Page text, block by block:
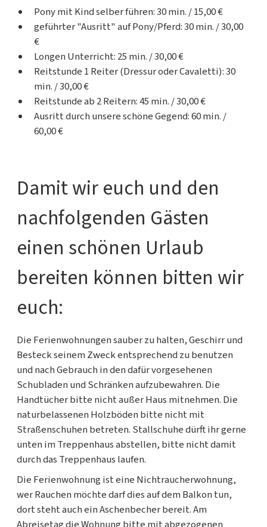
Pony mit Kind selber führen: 30 min. / 15,00 €
geführter "Ausritt" auf Pony/Pferd: 30 min. / 30,00
€
Longen Unterricht: 25 min. / 30,00 €
Reitstunde 1 Reiter (Dressur oder Cavaletti): 30
min. / 30,00 €
Reitstunde ab 2 Reitern: 45 min. / 30,00 €
Ausritt durch unsere schöne Gegend: 60 min. /
60,00 €
Damit wir euch und den
nachfolgenden Gästen
einen schönen Urlaub
bereiten können bitten wir
euch:
Die Ferienwohnungen sauber zu halten, Geschirr und
Besteck seinem Zweck entsprechend zu benutzen
und nach Gebrauch in den dafür vorgesehenen
Schubladen und Schränken aufzubewahren. Die
Handtücher bitte nicht außer Haus mitnehmen. Die
naturbelassenen Holzböden bitte nicht mit
Straßenschuhen betreten. Stallschuhe dürft ihr gerne
unten im Treppenhaus abstellen, bitte nicht damit
durch das Treppenhaus laufen.
Die Ferienwohnung ist eine Nichtraucherwohnung,
wer Rauchen möchte darf dies auf dem Balkon tun,
dort steht auch ein Aschenbecher bereit. Am